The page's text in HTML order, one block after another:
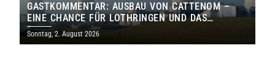
GASTKOMMENTAR: AUSBAU VON CATTENOM –
EINE CHANCE FÜR LOTHRINGEN UND DAS
SAARLAND
Sonntag, 2. August 2026